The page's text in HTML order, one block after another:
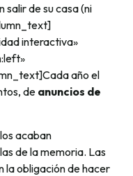
salir de su casa (ni
interactiva»
año el
de anuncios de
acaban
de la memoria. Las
la obligación de hacer